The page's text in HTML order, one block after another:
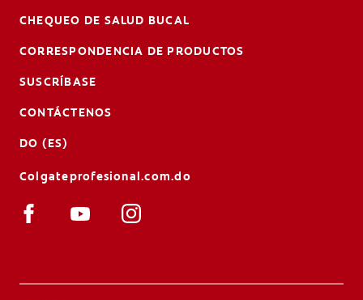
CHEQUEO DE SALUD BUCAL
CORRESPONDENCIA DE PRODUCTOS
SUSCRÍBASE
CONTÁCTENOS
DO (ES)
Colgateprofesional.com.do